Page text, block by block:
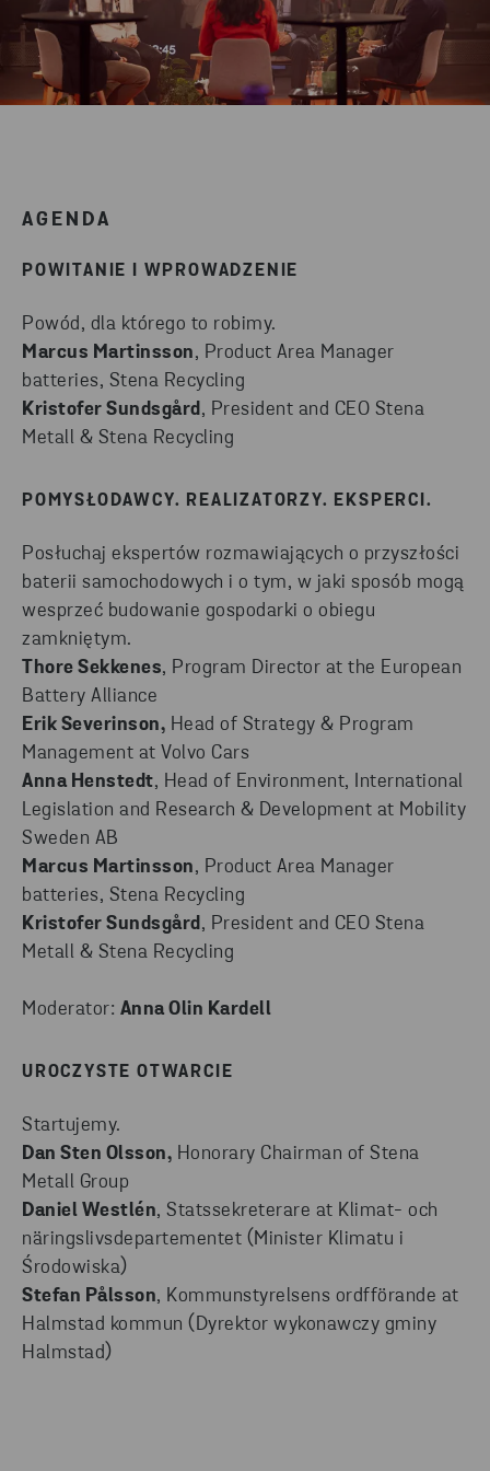
AGENDA
POWITANIE I WPROWADZENIE
Powód, dla którego to robimy.
Marcus Martinsson, Product Area Manager
batteries, Stena Recycling
Kristofer Sundsgård, President and CEO Stena
Metall & Stena Recycling
POMYSŁODAWCY. REALIZATORZY. EKSPERCI.
Posłuchaj ekspertów rozmawiających o przyszłości
baterii samochodowych i o tym, w jaki sposób mogą
wesprzeć budowanie gospodarki o obiegu
zamkniętym.
Thore Sekkenes, Program Director at the European
Battery Alliance
Erik Severinson, Head of Strategy & Program
Management at Volvo Cars
Anna Henstedt, Head of Environment, International
Legislation and Research & Development at Mobility
Sweden AB
Marcus Martinsson, Product Area Manager
batteries, Stena Recycling
Kristofer Sundsgård, President and CEO Stena
Metall & Stena Recycling
Moderator: Anna Olin Kardell
UROCZYSTE OTWARCIE
Startujemy.
Dan Sten Olsson, Honorary Chairman of Stena
Metall Group
Daniel Westlén, Statssekreterare at Klimat- och
näringslivsdepartementet (Minister Klimatu i
Środowiska)
Stefan Pålsson, Kommunstyrelsens ordfförande at
Halmstad kommun (Dyrektor wykonawczy gminy
Halmstad)